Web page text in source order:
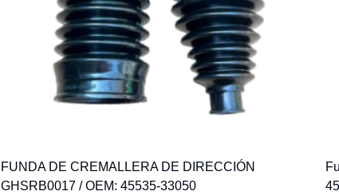
FUNDA DE CREMALLERA DE DIRECCIÓN
GHSRB0017 / OEM: 45535-33050